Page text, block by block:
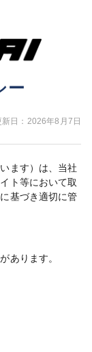
ー
日： 2026年8月7日
ます）は、当社
ト等において取
基づき適切に管
あります。